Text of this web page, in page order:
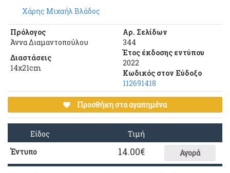
Χάρης Μιχαήλ Βλάδος
Πρόλογος
Άννα Διαμαντοπούλου
Διαστάσεις
14χ21cm
Αρ. Σελίδων
344
Έτος έκδοσης εντύπου
2022
Κωδικός στον Εύδοξο
112691418
Προσθήκη στα αγαπημένα
Είδος
Τιμή
Έντυπο
14.00€ Αγορά